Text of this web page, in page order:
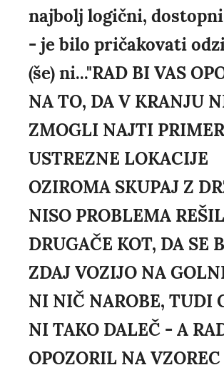
najbolj logični,
- je bilo pričakovati
(še) ni..."RAD BI VAS
NA TO, DA V KRANJU
ZMOGLI NAJTI
USTREZNE LOKACIJE
OZIROMA SKUPAJ Z
NISO PROBLEMA
DRUGAČE KOT, DA SE
ZDAJ VOZIJO NA
NI NIČ NAROBE, TUDI
NI TAKO DALEČ - A
OPOZORIL NA VZOREC